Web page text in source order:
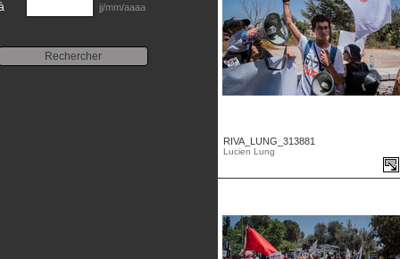
RIVA_LUNG_313881
Lucien Lung
jj/mm/aaaa